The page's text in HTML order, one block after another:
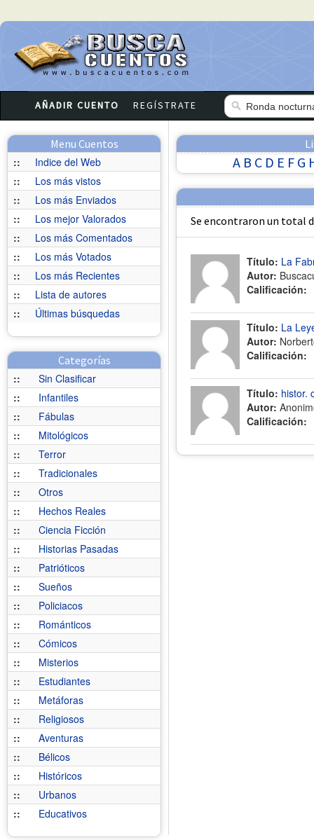
AÑADIR CUENTO REGÍSTRATE
Menu Cuentos
::
Indice del Web
::
Los más vistos
::
Los más Enviados
::
Los mejor Valorados
::
Los más Comentados
::
Los más Votados
::
Los más Recientes
::
Lista de autores
::
Últimas búsquedas
Categorías
::
Sin Clasificar
::
Infantiles
::
Fábulas
::
Mitológicos
::
Terror
::
Tradicionales
::
Otros
::
Hechos Reales
::
Ciencia Ficción
::
Historias Pasadas
::
Patrióticos
::
Sueños
::
Policiacos
::
Románticos
::
Cómicos
::
Misterios
::
Estudiantes
::
Metáforas
::
Religiosos
::
Aventuras
::
Bélicos
::
Históricos
::
Urbanos
::
Educativos
A B C D E F G
Se encontraron un total
Título: La
Autor:
Calificación:
Título: La
Autor:
Calificación:
Título: histor.
Autor:
Calificación: